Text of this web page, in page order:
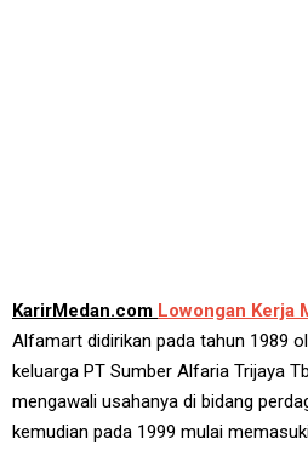
KarirMedan.com Lowongan Kerja
Alfamart didirikan pada tahun 1989
keluarga PT Sumber Alfaria Trijaya
mengawali usahanya di bidang
kemudian pada 1999 mulai